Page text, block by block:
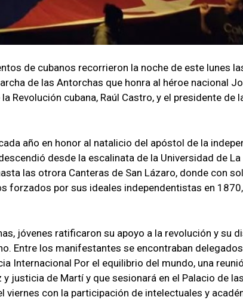
de cubanos recorrieron la noche de este lunes
de las Antorchas que honra al héroe nacional
Revolución cubana, Raúl Castro, y el presidente de
año en honor al natalicio del apóstol de la
desde la escalinata de la Universidad de La
las otrora Canteras de San Lázaro, donde con
forzados por sus ideales independentistas en
jóvenes ratificaron su apoyo a la revolución y su
Entre los manifestantes se encontraban
Internacional Por el equilibrio del mundo, una
justicia de Martí y que sesionará en el Palacio de
viernes con la participación de intelectuales y